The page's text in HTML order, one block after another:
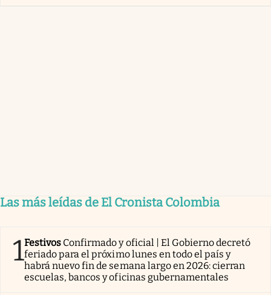
Las más leídas de El Cronista Colombia
1Festivos Confirmado y oficial | El Gobierno decretó
feriado para el próximo lunes en todo el país y
habrá nuevo fin de semana largo en 2026: cierran
escuelas, bancos y oficinas gubernamentales